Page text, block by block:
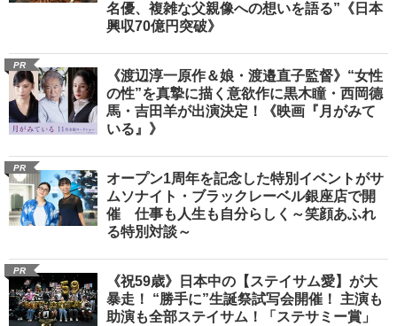
名優、複雑な父親像への想いを語る”《日本
興収70億円突破》
PR
《渡辺淳一原作＆娘・渡邉直子監督》“女性
の性”を真摯に描く意欲作に黒木瞳・西岡德
馬・吉田羊が出演決定！《映画『月がみて
いる』》
PR
オープン1周年を記念した特別イベントがサ
ムソナイト・ブラックレーベル銀座店で開
催 仕事も人生も自分らしく～笑顔あふれ
る特別対談～
PR
《祝59歳》日本中の【ステイサム愛】が大
暴走！ “勝手に”生誕祭試写会開催！ 主演も
助演も全部ステイサム！「ステサミー賞」